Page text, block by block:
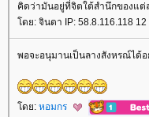
คิดว่ามันอยู่ที่จิตใต้สำนึกของแต่
ดย: จินดา IP: 58.8.116.118
พอจะอนุมานเป็นลางสังหรณ์ได้
ดย: หอมกร